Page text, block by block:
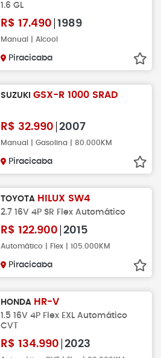
1.6 GL
R$ 17.490 1989
Manual | Alcool
Piracicaba
SUZUKI GSX-R 1000 SRAD
R$ 32.990 2007
Manual | Gasolina | 80.000KM
Piracicaba
TOYOTA HILUX SW4
2.7 16V 4P SR Flex Automático
R$ 122.900 2015
Automático | Flex | 105.000KM
Piracicaba
HONDA HR-V
1.5 16V 4P Flex EXL Automático
CVT
R$ 134.990 2023